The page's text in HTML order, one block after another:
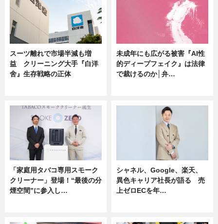
スーツ離れで市場半減も増
益 クリーニング大手『白洋
舍』生存戦略の正体
未成年にも広がる被害『AI性
的ディープフェイク』は法律
で裁けるのか│弁…
「家庭用タバコ専用スモーク
クリーナー」登場！“最後の分
煙空間”に参入し…
シャネル、Google、楽天、
異色キャリア社長が語る 売
上ゼロECを年…